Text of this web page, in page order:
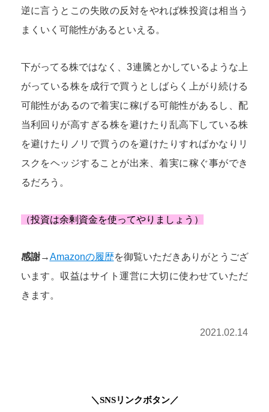
逆に言うとこの失敗の反対をやれば株投資は相当う
まくいく可能性があるといえる。
下がってる株ではなく、3連騰とかしているような上
がっている株を成行で買うとしばらく上がり続ける
可能性があるので着実に稼げる可能性があるし、配
当利回りが高すぎる株を避けたり乱高下している株
を避けたりノリで買うのを避けたりすればかなりリ
スクをヘッジすることが出来、着実に稼ぐ事ができ
るだろう。
（投資は余剰資金を使ってやりましょう）
感謝→Amazonの履歴を御覧いただきありがとうござ
います。収益はサイト運営に大切に使わせていただ
きます。
2021.02.14
＼SNSリンクボタン／